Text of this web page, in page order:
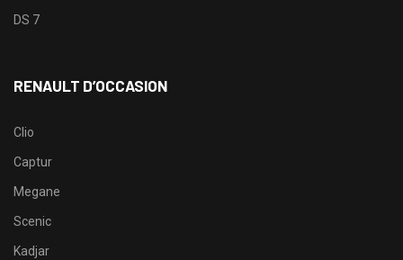
DS 7
RENAULT D’OCCASION
Clio
Captur
Megane
Scenic
Kadjar